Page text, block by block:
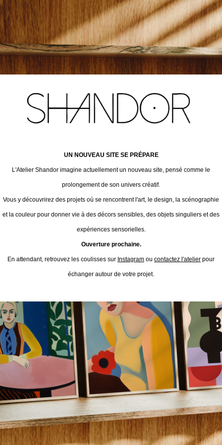
UN NOUVEAU SITE SE PRÉPARE
L'Atelier Shandor imagine actuellement un nouveau site, pensé comme le
prolongement de son univers créatif.
Vous y découvrirez des projets où se rencontrent l'art, le design, la scénographie
et la couleur pour donner vie à des décors sensibles, des objets singuliers et des
expériences sensorielles.
Ouverture prochaine.
En attendant, retrouvez les coulisses sur Instagram ou contactez l'atelier pour
échanger autour de votre projet.